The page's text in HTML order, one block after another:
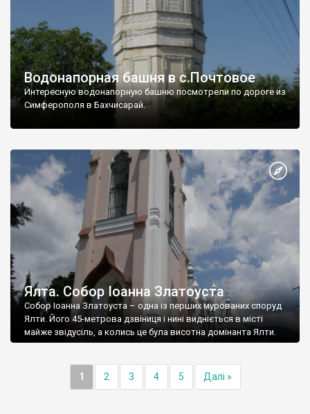
Водонапорная башня в с.Почтовое
Интересную водонапорную башню посмотрели по дороге из
Симферополя в Бахчисарай.
Ялта. Собор Іоанна Златоуста
Собор Іоанна Златоуста – одна із перших мурованих споруд
Ялти. Його 45-метрова дзвіниця і нині видніється в місті
майже звідусіль, а колись це була висотна домінанта Ялти.
1 2 3 4 5 Далі »